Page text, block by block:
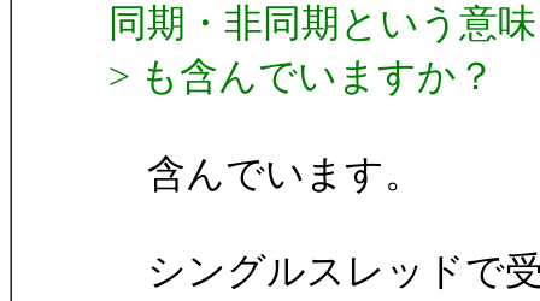
同期・非同期という意味
> も含んでいますか？
含んでいます。
シングルスレッドで